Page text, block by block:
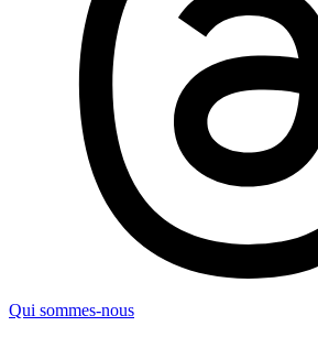
Qui sommes-nous